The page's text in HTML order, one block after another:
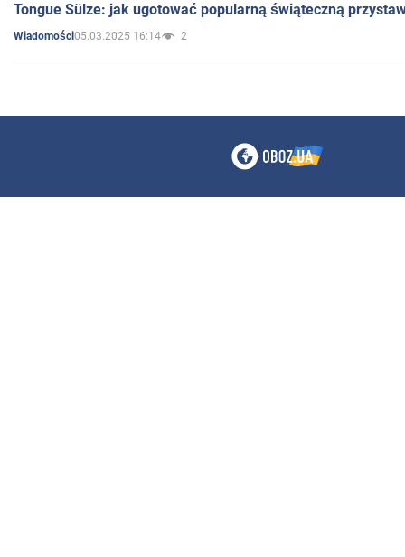
Tongue Sülze: jak ugotować popularną świąteczną
Wiadomości05.03.2025 16:14 2